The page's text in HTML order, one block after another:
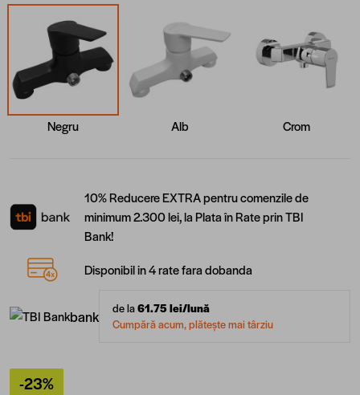
Negru Alb Crom
10% Reducere EXTRA pentru comenzile de
minimum 2.300 lei, la Plata în Rate prin TBI
Bank!
Disponibil in 4 rate fara dobanda
bank de la61.75 lei/lună
Cumpără acum, plătește mai târziu
-23%